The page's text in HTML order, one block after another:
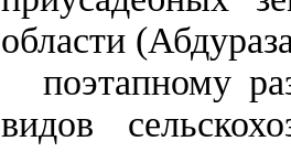
области
поэтапному
видов